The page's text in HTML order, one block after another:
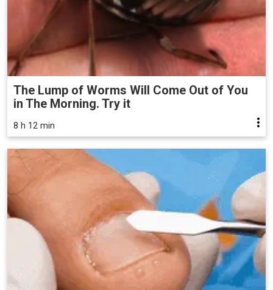
The Lump of Worms Will Come Out of You
in The Morning. Try it
8 h 12 min